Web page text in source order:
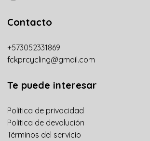
Contacto
+573052331869
fckprcycling@gmail.com
Te puede interesar
Política de privacidad
Política de devolución
Términos del servicio